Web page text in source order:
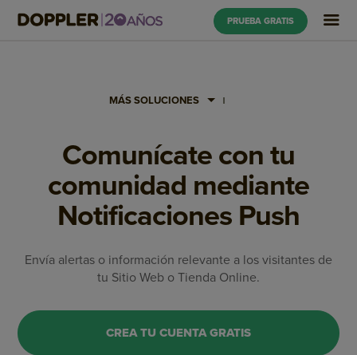
PRUEBA GRATIS
MÁS SOLUCIONES
Comunícate con tu
comunidad mediante
Notificaciones Push
Envía alertas o información relevante a los visitantes de
tu Sitio Web o Tienda Online.
CREA TU CUENTA GRATIS